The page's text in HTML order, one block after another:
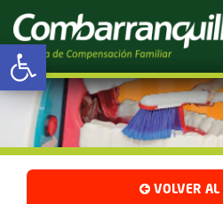
Abrir barra de
VOLVER AL